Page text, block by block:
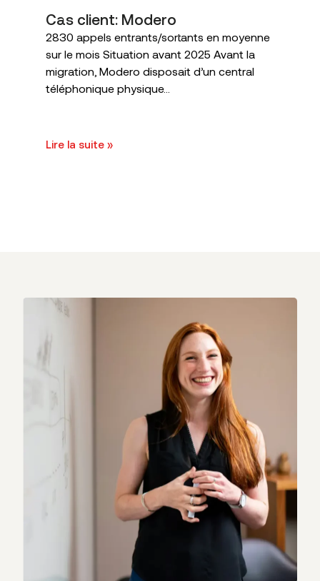
Cas client: Modero
2830 appels entrants/sortants en moyenne
sur le mois Situation avant 2025 Avant la
migration, Modero disposait d’un central
téléphonique physique...
Lire la suite »